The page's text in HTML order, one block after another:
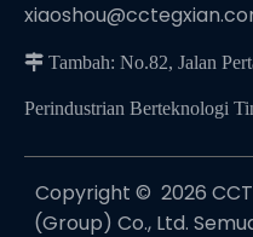
 Tambah: No.82, Jalan
Perindustrian Berteknologi
Copyright © ️ 2026
(Group) Co., Ltd.